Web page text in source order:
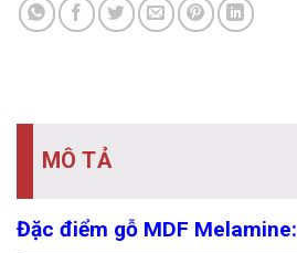
MÔ TẢ
Đặc điểm gỗ MDF Melamine: